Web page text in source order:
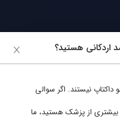
اردکانی هستید؟
داکتاپ نیستند. اگر سوالی
بیشتری از پزشک هستید، ما